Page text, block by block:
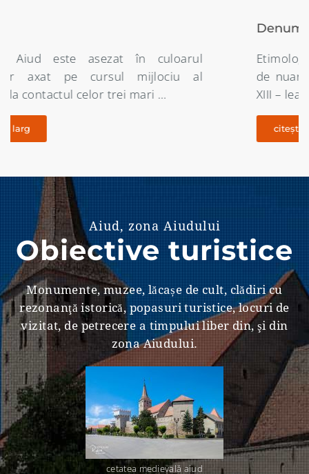
Etimologia denumirii orasului Aiud este destul
de nuantata întrucât începând din secolul al
XIII – lea nici un document oficial …
Aiud, zona Aiudului
Obiective turistice
Monumente, muzee, lăcașe de cult, clădiri cu
rezonanţă istorică, popasuri turistice, locuri de
vizitat, de petrecere a timpului liber din, şi din
zona Aiudului.
cetatea medievală aiud